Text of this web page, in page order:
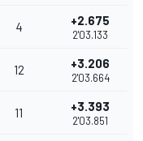
4 +2.675
2'03.133
12 +3.206
2'03.664
11 +3.393
2'03.851